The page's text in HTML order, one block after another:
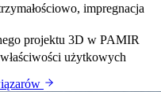
impregnacja
projektu 3D w PAMIR
użytkowych